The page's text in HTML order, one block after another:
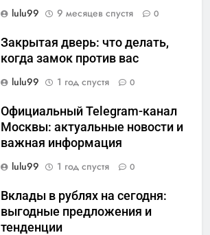
lulu99
9 месяцев спустя 0
Закрытая дверь: что делать,
когда замок против вас
lulu99
1 год спустя 0
Официальный Telegram-канал
Москвы: актуальные новости и
важная информация
lulu99
1 год спустя 0
Вклады в рублях на сегодня:
выгодные предложения и
тенденции